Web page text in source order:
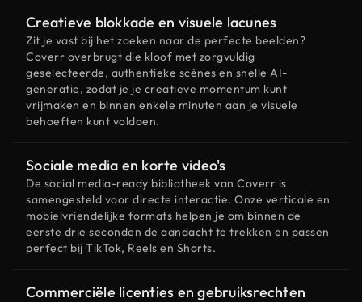
Creatieve blokkade en visuele lacunes
Zit je vast bij het zoeken naar de perfecte beelden?
Coverr overbrugt die kloof met zorgvuldig
geselecteerde, authentieke scènes en snelle AI-
generatie, zodat je je creatieve momentum kunt
vrijmaken en binnen enkele minuten aan je visuele
behoeften kunt voldoen.
Sociale media en korte video's
De social media-ready bibliotheek van Coverr is
samengesteld voor directe interactie. Onze verticale en
mobielvriendelijke formats helpen je om binnen de
eerste drie seconden de aandacht te trekken en passen
perfect bij TikTok, Reels en Shorts.
Commerciële licenties en gebruiksrechten